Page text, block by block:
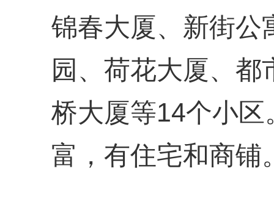
锦春大厦、新街公
园、荷花大厦、
桥大厦等14个小
富，有住宅和商铺